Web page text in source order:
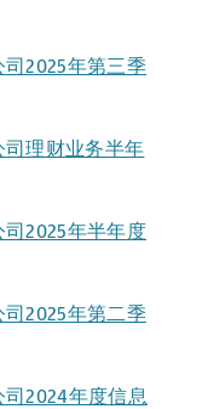
2025年第三季
理财业务半年
2025年半年度
2025年第二季
2024年度信息